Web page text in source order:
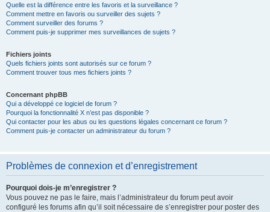
Quelle est la différence entre les favoris et la surveillance ?
Comment mettre en favoris ou surveiller des sujets ?
Comment surveiller des forums ?
Comment puis-je supprimer mes surveillances de sujets ?
Fichiers joints
Quels fichiers joints sont autorisés sur ce forum ?
Comment trouver tous mes fichiers joints ?
Concernant phpBB
Qui a développé ce logiciel de forum ?
Pourquoi la fonctionnalité X n’est pas disponible ?
Qui contacter pour les abus ou les questions légales concernant ce forum ?
Comment puis-je contacter un administrateur du forum ?
Problèmes de connexion et d’enregistrement
Pourquoi dois-je m’enregistrer ?
Vous pouvez ne pas le faire, mais l’administrateur du forum peut avoir
configuré les forums afin qu’il soit nécessaire de s’enregistrer pour poster des